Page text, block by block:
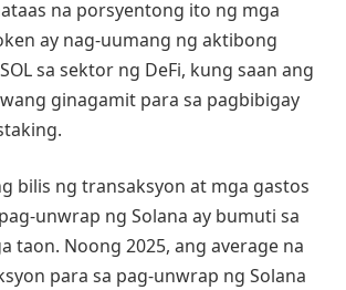
na porsyentong ito ng mga
ay nag-uumang ng aktibong
sa sektor ng DeFi, kung saan ang
ginagamit para sa pagbibigay
bilis ng transaksyon at mga gastos
unwrap ng Solana ay bumuti sa
taon. Noong 2025, ang average na
para sa pag-unwrap ng Solana